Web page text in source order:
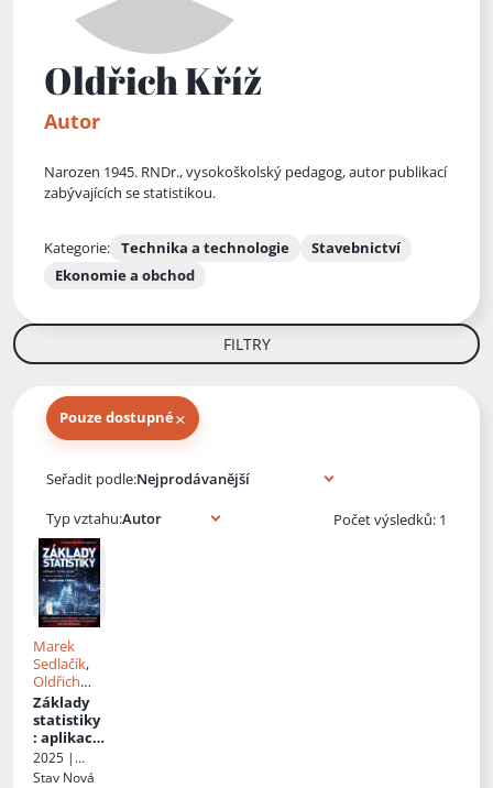
Oldřich Kříž
Autor
Narozen 1945. RNDr., vysokoškolský pedagog, autor publikací
zabývajících se statistikou.
Kategorie: Technika a technologie
Stavebnictví
Ekonomie a obchod
FILTRY
Pouze dostupné×
Seřadit podle:
Typ vztahu:
Počet výsledků: 1
Marek
Sedlačík,
Oldřich
Kříž,Jiří
Neubauer
Základy
statistiky
: aplikace
v
technický
2025 |
Grada
Stav Nová